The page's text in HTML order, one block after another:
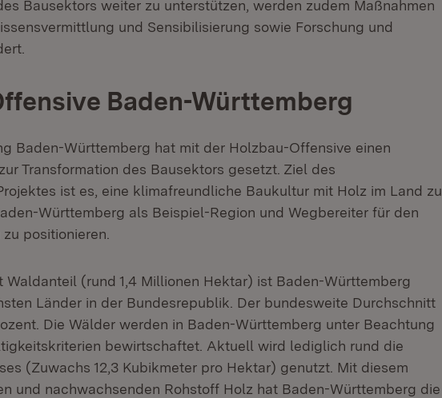
Bausektors weiter zu unterstützen, werden zudem Maßnahmen
und Sensibilisierung sowie Forschung und
Baden-Württemberg
Baden-Württemberg hat mit der Holzbau-Offensive einen
Transformation des Bausektors gesetzt. Ziel des
ist es, eine klimafreundliche Baukultur mit Holz im Land zu
Württemberg als Beispiel-Region und Wegbereiter für den
positionieren.
Waldanteil (rund 1,4 Millionen Hektar) ist Baden-Württemberg
Länder in der Bundesrepublik. Der bundesweite Durchschnitt
Die Wälder werden in Baden-Württemberg unter Beachtung
bewirtschaftet. Aktuell wird lediglich rund die
(Zuwachs 12,3 Kubikmeter pro Hektar) genutzt. Mit diesem
und nachwachsenden Rohstoff Holz hat Baden-Württemberg die